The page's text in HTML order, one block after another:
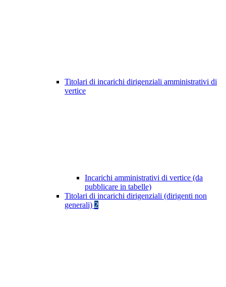
Titolari di incarichi dirigenziali amministrativi di
vertice
Incarichi amministrativi di vertice (da
pubblicare in tabelle)
Titolari di incarichi dirigenziali (dirigenti non
generali) 2